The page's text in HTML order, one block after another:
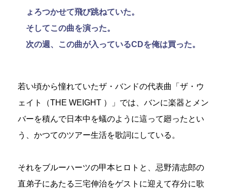
ょろつかせて飛び跳ねていた。
そしてこの曲を演った。
次の週、この曲が入っているCDを俺は買った。
若い頃から憧れていたザ・バンドの代表曲「ザ・ウ
ェイト（THE WEIGHT ）」では、バンに楽器とメン
バーを積んで日本中を蟻のように這って廻ったとい
う、かつてのツアー生活を歌詞にしている。
それをブルーハーツの甲本ヒロトと、忌野清志郎の
直弟子にあたる三宅伸治をゲストに迎えて存分に歌